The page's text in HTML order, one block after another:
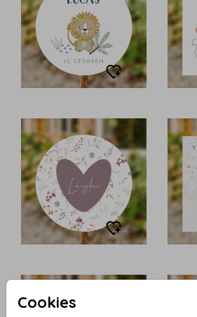
Cookies